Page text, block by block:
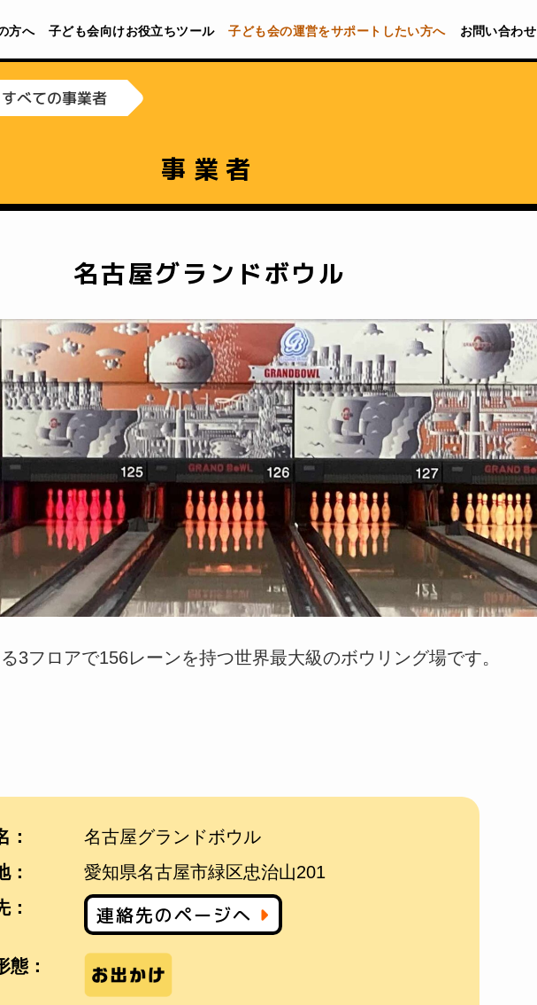
方へ 子ども会向けお役立ちツール 子ども会の運営をサポートしたい方へ お問い合わせ
すべての事業者
事業者
名古屋グランドボウル
3フロアで156レーンを持つ世界最大級のボウリング場です。
：
名古屋グランドボウル
：
愛知県名古屋市緑区忠治山201
：
連絡先のページへ
態：